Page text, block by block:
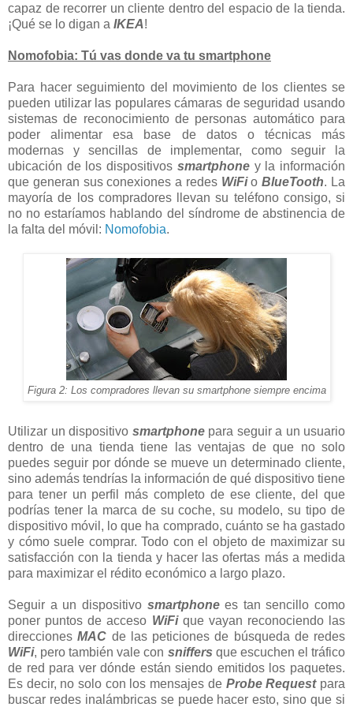
capaz de recorrer un cliente dentro del espacio de la tienda.
¡Qué se lo digan a IKEA!
Nomofobia: Tú vas donde va tu smartphone
Para hacer seguimiento del movimiento de los clientes se
pueden utilizar las populares cámaras de seguridad usando
sistemas de reconocimiento de personas automático para
poder alimentar esa base de datos o técnicas más
modernas y sencillas de implementar, como seguir la
ubicación de los dispositivos smartphoney la información
que generan sus conexiones a redes WiFioBlueTooth. La
mayoría de los compradores llevan su teléfono consigo, si
no no estaríamos hablando del síndrome de abstinencia de
la falta del móvil: Nomofobia.
Figura 2: Los compradores llevan su smartphone siempre encima
Utilizar un dispositivo smartphonepara seguir a un usuario
dentro de una tienda tiene las ventajas de que no solo
puedes seguir por dónde se mueve un determinado cliente,
sino además tendrías la información de qué dispositivo tiene
para tener un perfil más completo de ese cliente, del que
podrías tener la marca de su coche, su modelo, su tipo de
dispositivo móvil, lo que ha comprado, cuánto se ha gastado
y cómo suele comprar. Todo con el objeto de maximizar su
satisfacción con la tienda y hacer las ofertas más a medida
para maximizar el rédito económico a largo plazo.
Seguir a un dispositivo smartphonees tan sencillo como
poner puntos de acceso WiFique vayan reconociendo las
direccionesMAC de las peticiones de búsqueda de redes
WiFi, pero también vale con sniffers que escuchen el tráfico
de red para ver dónde están siendo emitidos los paquetes.
Es decir, no solo con los mensajes de Probe Requestpara
buscar redes inalámbricas se puede hacer esto, sino que si